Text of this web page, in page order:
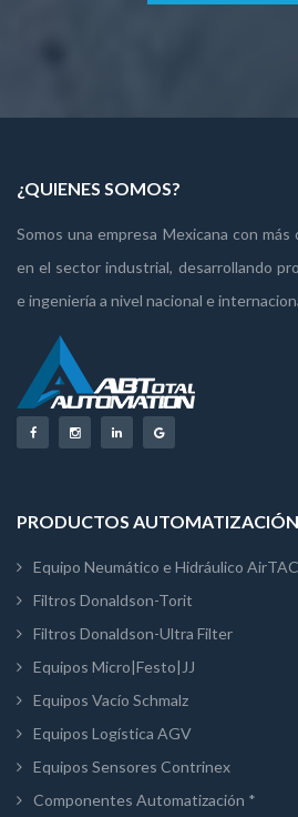
¿QUIENES SOMOS?
Somos una empresa Mexicana con
en el sector industrial, desarrollando
e ingeniería a nivel nacional e
PRODUCTOS AUTOMATIZACIÓN
Equipo Neumático e Hidráulico AirTAC
Filtros Donaldson-Torit
Filtros Donaldson-Ultra Filter
Equipos Micro|Festo|JJ
Equipos Vacío Schmalz
Equipos Logística AGV
Equipos Sensores Contrinex
Componentes Automatización *